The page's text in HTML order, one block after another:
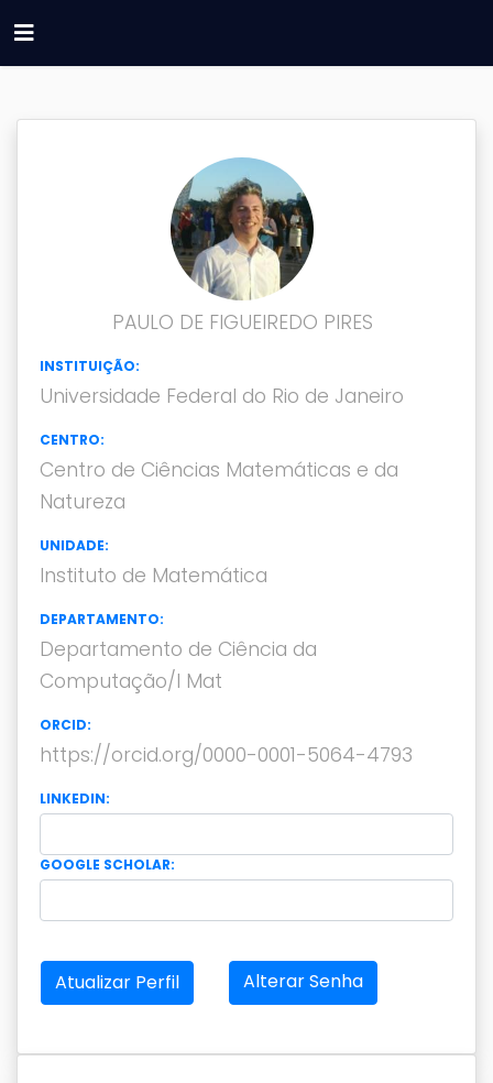
PAULO DE FIGUEIREDO PIRES
INSTITUIÇÃO:
Universidade Federal do Rio de Janeiro
CENTRO:
Centro de Ciências Matemáticas e da
Natureza
UNIDADE:
Instituto de Matemática
DEPARTAMENTO:
Departamento de Ciência da
Computação/I Mat
ORCID:
https://orcid.org/0000-0001-5064-4793
LINKEDIN:
GOOGLE SCHOLAR:
Atualizar Perfil Alterar Senha